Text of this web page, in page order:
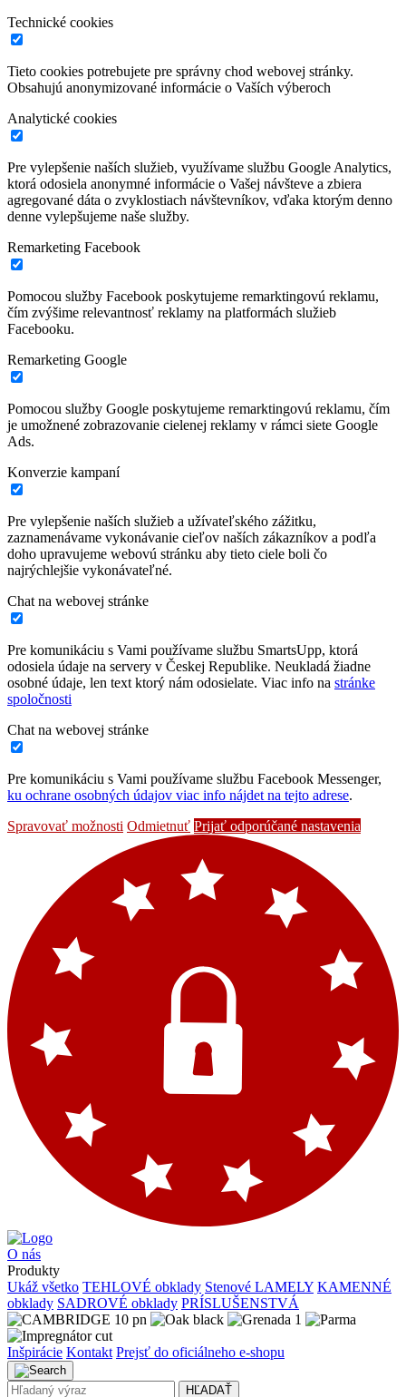
Technické cookies
Tieto cookies potrebujete pre správny chod webovej stránky.
Obsahujú anonymizované informácie o Vaších výberoch
Analytické cookies
Pre vylepšenie naších služieb, využívame službu Google Analytics,
ktorá odosiela anonymné informácie o Vašej návšteve a zbiera
agregované dáta o zvyklostiach návštevníkov, vďaka ktorým denno
denne vylepšujeme naše služby.
Remarketing Facebook
Pomocou služby Facebook poskytujeme remarktingovú reklamu,
čím zvýšime relevantnosť reklamy na platformách služieb
Facebooku.
Remarketing Google
Pomocou služby Google poskytujeme remarktingovú reklamu, čím
je umožnené zobrazovanie cielenej reklamy v rámci siete Google
Ads.
Konverzie kampaní
Pre vylepšenie naších služieb a užívateľského zážitku,
zaznamenávame vykonávanie cieľov naších zákazníkov a podľa
doho upravujeme webovú stránku aby tieto ciele boli čo
najrýchlejšie vykonávateľné.
Chat na webovej stránke
Pre komunikáciu s Vami používame službu SmartsUpp, ktorá
odosiela údaje na servery v Českej Republike. Neukladá žiadne
osobné údaje, len text ktorý nám odosielate. Viac info na stránke
spoločnosti
Chat na webovej stránke
Pre komunikáciu s Vami používame službu Facebook Messenger,
ku ochrane osobných údajov viac info nájdet na tejto adrese.
Spravovať možnosti Odmietnuť Prijať odporúčané nastavenia
O nás
Produkty
Ukáž všetko TEHLOVÉ obklady Stenové LAMELY KAMENNÉ
obklady SADROVÉ obklady PRÍSLUŠENSTVÁ
Inšpirácie Kontakt Prejsť do oficiálneho e-shopu
HĽADAŤ